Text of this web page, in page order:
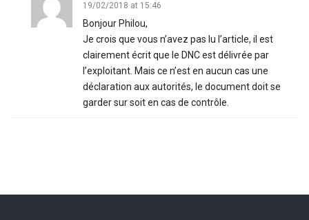
19/02/2018 at 15:46
Bonjour Philou,
Je crois que vous n’avez pas lu l’article, il est
clairement écrit que le DNC est délivrée par
l’exploitant. Mais ce n’est en aucun cas une
déclaration aux autorités, le document doit se
garder sur soit en cas de contrôle.